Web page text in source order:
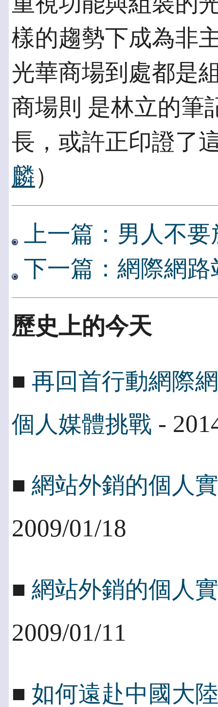
樣的趨勢下成為非
光華商場到處都是
商場則 是林立的筆
長，或許正印證了
麟）
上一篇：男人不
下一篇：網際網
歷史上的今天
■ 再回首行動網際
個人媒體挑戰 -
■ 網站外銷的個人
2009/01/18
■ 網站外銷的個人
2009/01/11
■ 如何遠赴中國大